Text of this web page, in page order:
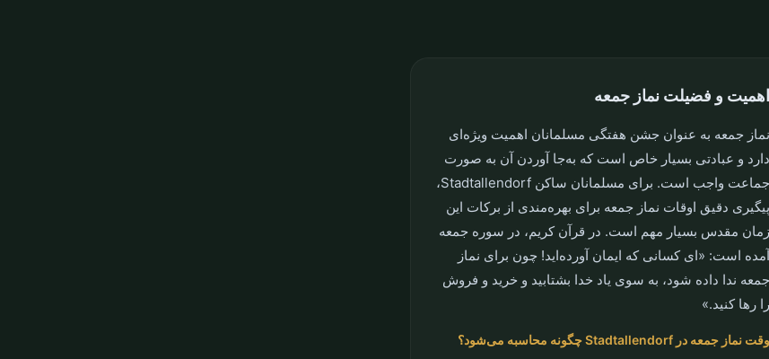
اهمیت و فضیلت نماز جمعه
نماز جمعه به عنوان جشن هفتگی مسلمانان اهمیت ویژه‌ای
دارد و عبادتی بسیار خاص است که به‌جا آوردن آن به صورت
جماعت واجب است. برای مسلمانان ساکن Stadtallendorf،
پیگیری دقیق اوقات نماز جمعه برای بهره‌مندی از برکات این
زمان مقدس بسیار مهم است. در قرآن کریم، در سوره جمعه
است: «ای کسانی که ایمان آورده‌اید! چون برای نماز
جمعه ندا داده شود، به سوی یاد خدا بشتابید و خرید و فروش
را رها کنید.»
وقت نماز جمعه در Stadtallendorf چگونه محاسبه می‌شود؟